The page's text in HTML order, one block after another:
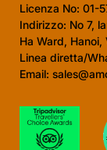
Licenza No: 01-
Indirizzo: No 7,
Ha Ward, Hanoi,
Linea diretta/
Email: